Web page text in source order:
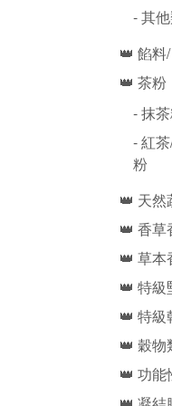
- 其
👑 餡料
👑 茶粉
- 抹
- 紅
粉
👑 天然
👑 香草
👑 草本
👑 特級
👑 特級
👑 穀物
👑 功能